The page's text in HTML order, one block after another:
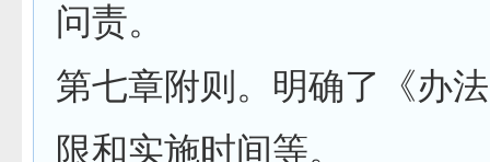
问责。
第七章附则。明确了《办
限和实施时间等。